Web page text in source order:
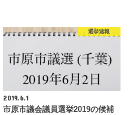
選挙速報
2019.6.1
市原市議会議員選挙2019の候補